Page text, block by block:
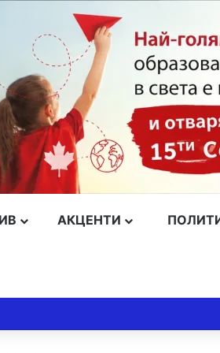
АКЦЕНТИ